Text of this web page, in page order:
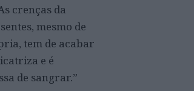
crenças da
mesmo de
tem de acabar
e é
de sangrar.”